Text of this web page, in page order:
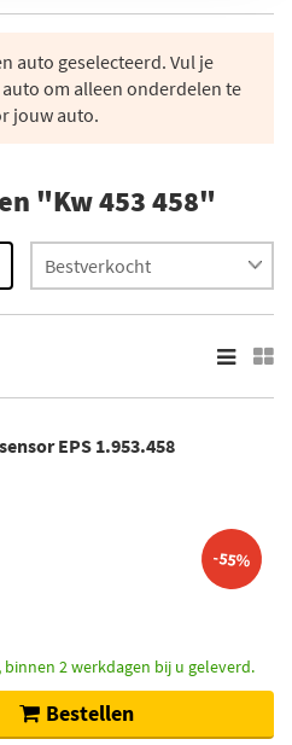
auto geselecteerd. Vul je
om alleen onderdelen te
jouw auto.
"Kw 453 458"
EPS 1.953.458
-55%
binnen 2 werkdagen bij u geleverd.
Bestellen